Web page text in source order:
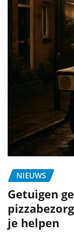
NIEUWS
Getuigen
je helpen